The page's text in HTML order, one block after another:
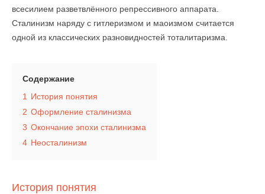
всесилием разветвлённого репрессивного аппарата.
Сталинизм наряду с гитлеризмом и маоизмом считается
одной из классических разновидностей тоталитаризма.
Содержание
1
История понятия
2 Оформление сталинизма
3 Окончание эпохи сталинизма
4 Неосталинизм
История понятия